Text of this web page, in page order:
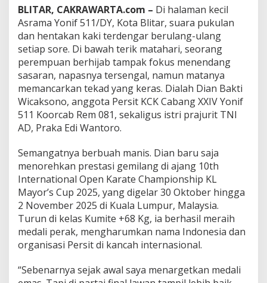
a
:
K
i
s
a
P
e
r
j
u
a
g
a
n
D
i
a
n
,
I
r
BLITAR, CAKRAWARTA.com – Di halaman kecil
Asrama Yonif 511/DY, Kota Blitar, suara pukulan
dan hentakan kaki terdengar berulang-ulang
setiap sore. Di bawah terik matahari, seorang
perempuan berhijab tampak fokus menendang
sasaran, napasnya tersengal, namun matanya
memancarkan tekad yang keras. Dialah Dian Bakti
Wicaksono, anggota Persit KCK Cabang XXIV Yonif
511 Koorcab Rem 081, sekaligus istri prajurit TNI
AD, Praka Edi Wantoro.
Semangatnya berbuah manis. Dian baru saja
menorehkan prestasi gemilang di ajang 10th
International Open Karate Championship KL
Mayor’s Cup 2025, yang digelar 30 Oktober hingga
2 November 2025 di Kuala Lumpur, Malaysia.
Turun di kelas Kumite +68 Kg, ia berhasil meraih
medali perak, mengharumkan nama Indonesia dan
organisasi Persit di kancah internasional.
“Sebenarnya sejak awal saya menargetkan medali